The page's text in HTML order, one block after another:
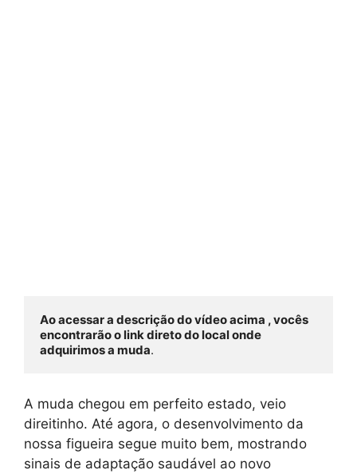
Ao acessar a descrição do vídeo acima , vocês
encontrarão o link direto do local onde
adquirimos a muda.
A muda chegou em perfeito estado, veio
direitinho. Até agora, o desenvolvimento da
nossa figueira segue muito bem, mostrando
sinais de adaptação saudável ao novo